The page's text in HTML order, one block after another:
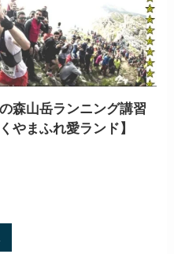
森山岳ランニング講習
やまふれ愛ランド】